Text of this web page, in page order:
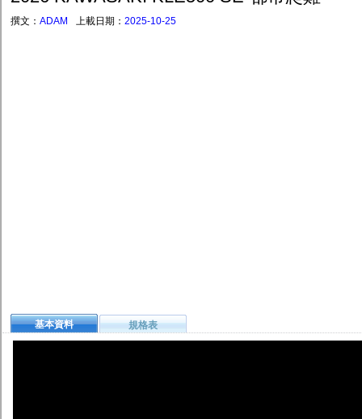
撰文： ADAM 上載日期： 2025-10-25
基本資料 規格表